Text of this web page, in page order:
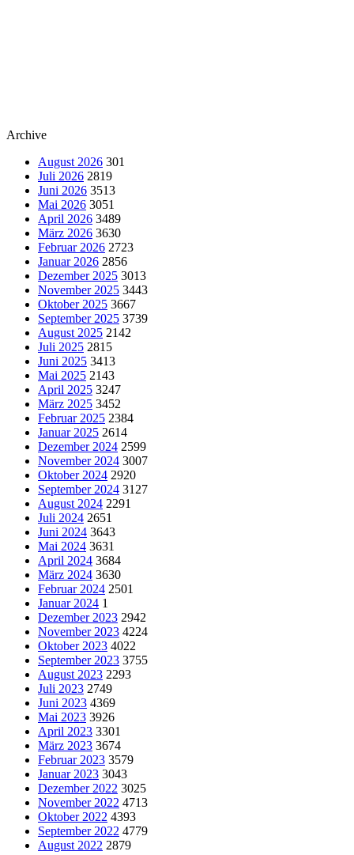
Archive
August 2026 301
Juli 2026 2819
Juni 2026 3513
Mai 2026 3051
April 2026 3489
März 2026 3630
Februar 2026 2723
Januar 2026 2856
Dezember 2025 3013
November 2025 3443
Oktober 2025 3667
September 2025 3739
August 2025 2142
Juli 2025 2815
Juni 2025 3413
Mai 2025 2143
April 2025 3247
März 2025 3452
Februar 2025 2384
Januar 2025 2614
Dezember 2024 2599
November 2024 3007
Oktober 2024 2920
September 2024 3127
August 2024 2291
Juli 2024 2651
Juni 2024 3643
Mai 2024 3631
April 2024 3684
März 2024 3630
Februar 2024 2501
Januar 2024 1
Dezember 2023 2942
November 2023 4224
Oktober 2023 4022
September 2023 3755
August 2023 2293
Juli 2023 2749
Juni 2023 4369
Mai 2023 3926
April 2023 3301
März 2023 3674
Februar 2023 3579
Januar 2023 3043
Dezember 2022 3025
November 2022 4713
Oktober 2022 4393
September 2022 4779
August 2022 2879